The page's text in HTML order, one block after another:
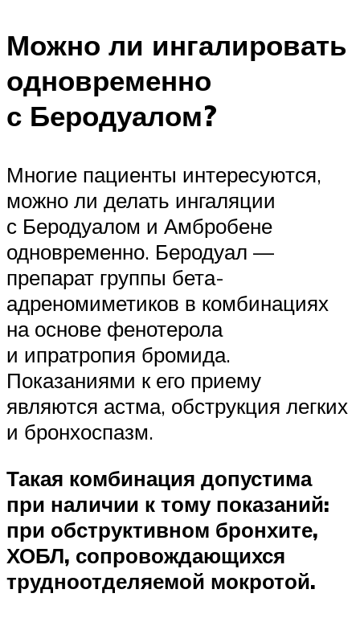
Можно ли ингалировать
одновременно
с Беродуалом?
Многие пациенты интересуются,
можно ли делать ингаляции
с Беродуалом и Амбробене
одновременно. Беродуал —
препарат группы бета-
адреномиметиков в комбинациях
на основе фенотерола
и ипратропия бромида.
Показаниями к его приему
являются астма, обструкция легких
и бронхоспазм.
Такая комбинация допустима
при наличии к тому показаний:
при обструктивном бронхите,
ХОБЛ, сопровождающихся
трудноотделяемой мокротой.